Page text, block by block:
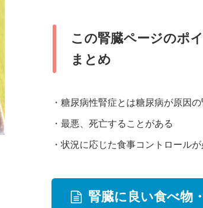
この腎臓ページのポ
まとめ
・糖尿病性腎症とは糖尿病が原因
・最悪、死亡することがある
・状況に応じた食事コントロール
腎臓に良い食べ物